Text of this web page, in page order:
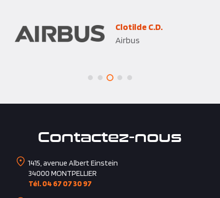
Clotilde C.D.
Airbus
Contactez-nous
1415, avenue Albert Einstein
34000 MONTPELLIER
Tél. 04 67 07 30 97